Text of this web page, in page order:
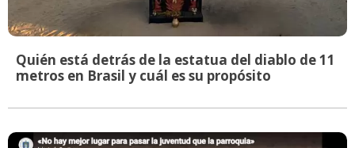
Quién está detrás de la estatua del diablo de 11
metros en Brasil y cuál es su propósito